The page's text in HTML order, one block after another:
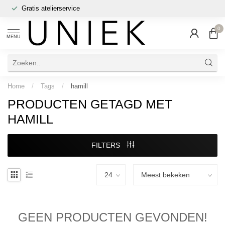
Gratis atelierservice
MENU
0
Home / Tags / hamill
PRODUCTEN GETAGD MET
HAMILL
FILTERS
GEEN PRODUCTEN GEVONDEN!